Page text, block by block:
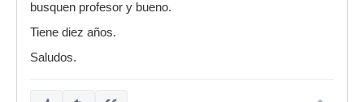
busquen profesor y bueno.
Tiene diez años.
Saludos.